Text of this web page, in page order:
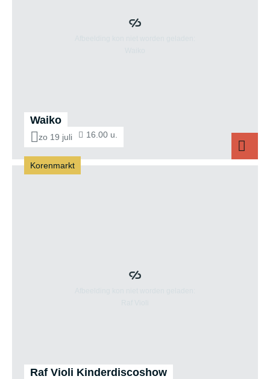
Waiko
zo 19 juli 16.00 u.
Waiko
Raf Violi Kinderdiscoshow
Korenmarkt